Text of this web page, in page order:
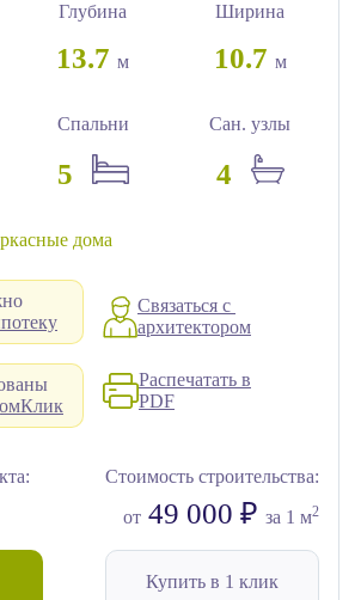
Глубина
13.7м
Ширина
10.7 м
Спальни
5
Сан. узлы
4
дома
Связаться с
архитектором
Распечатать в
PDF
Стоимость строительства:
от 49 000 ₽ за 1 м2
Купить в 1 клик